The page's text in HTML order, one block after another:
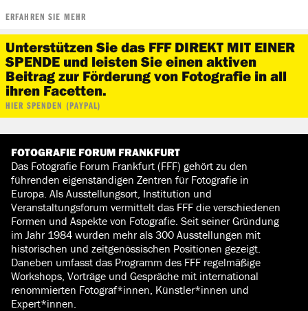
ERFAHREN SIE MEHR
Unterstützen Sie das FFF DIREKT MIT EINER
SPENDE und leisten Sie einen aktiven
Beitrag zur Förderung von Fotografie in all
ihren Facetten.
HIER SPENDEN (PAYPAL)
FOTOGRAFIE FORUM FRANKFURT
Das Fotografie Forum Frankfurt (FFF) gehört zu den
führenden eigenständigen Zentren für Fotografie in
Europa. Als Ausstellungsort, Institution und
Veranstaltungsforum vermittelt das FFF die verschiedenen
Formen und Aspekte von Fotografie. Seit seiner Gründung
im Jahr 1984 wurden mehr als 300 Ausstellungen mit
historischen und zeitgenössischen Positionen gezeigt.
Daneben umfasst das Programm des FFF regelmäßige
Workshops, Vorträge und Gespräche mit international
renommierten Fotograf*innen, Künstler*innen und
Expert*innen.